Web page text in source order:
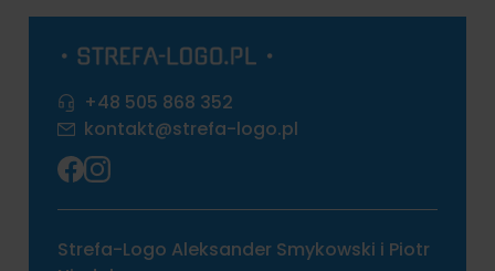
+48 505 868 352
kontakt@strefa-logo.pl
Strefa-Logo Aleksander Smykowski i Piotr